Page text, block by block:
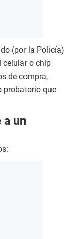
(por la Policía)
celular o chip
de compra,
probatorio que
a un